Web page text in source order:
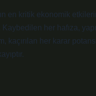
en kritik ekonomik
Kaybedilen her hafıza,
kaçırılan her karar